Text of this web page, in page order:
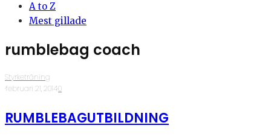
A to Z
Mest gillade
rumblebag coach
Styrketräning
·februari 21, 2014·0
RUMBLEBAGUTBILDNING